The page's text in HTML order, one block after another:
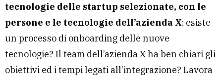
tecnologie delle startup selezionate, con le
persone e le tecnologie dell’azienda X: esiste
un processo di onboarding delle nuove
tecnologie? Il team dell’azienda X ha ben chiari gli
obiettivi ed i tempi legati all’integrazione? Lavora